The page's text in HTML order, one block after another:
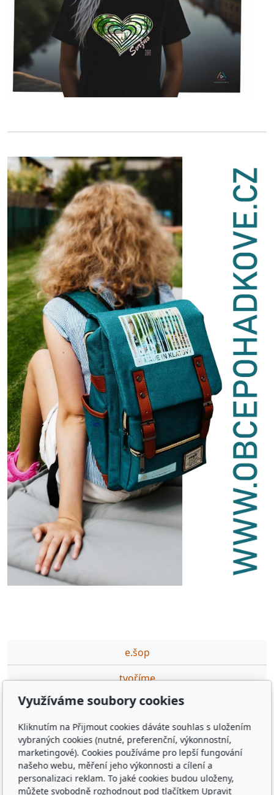
e.šop
tvoříme
partneři
podporujeme
ceník DTP,GFX prací
výuka·na·míru
Využíváme soubory cookies
Kliknutím na Přijmout cookies dáváte souhlas s uložením
vybraných cookies (nutné, preferenční, výkonnostní,
marketingové). Cookies používáme pro lepší fungování
našeho webu, měření jeho výkonnosti a cílení a
personalizaci reklam. To jaké cookies budou uloženy,
můžete svobodně rozhodnout pod tlačítkem Upravit